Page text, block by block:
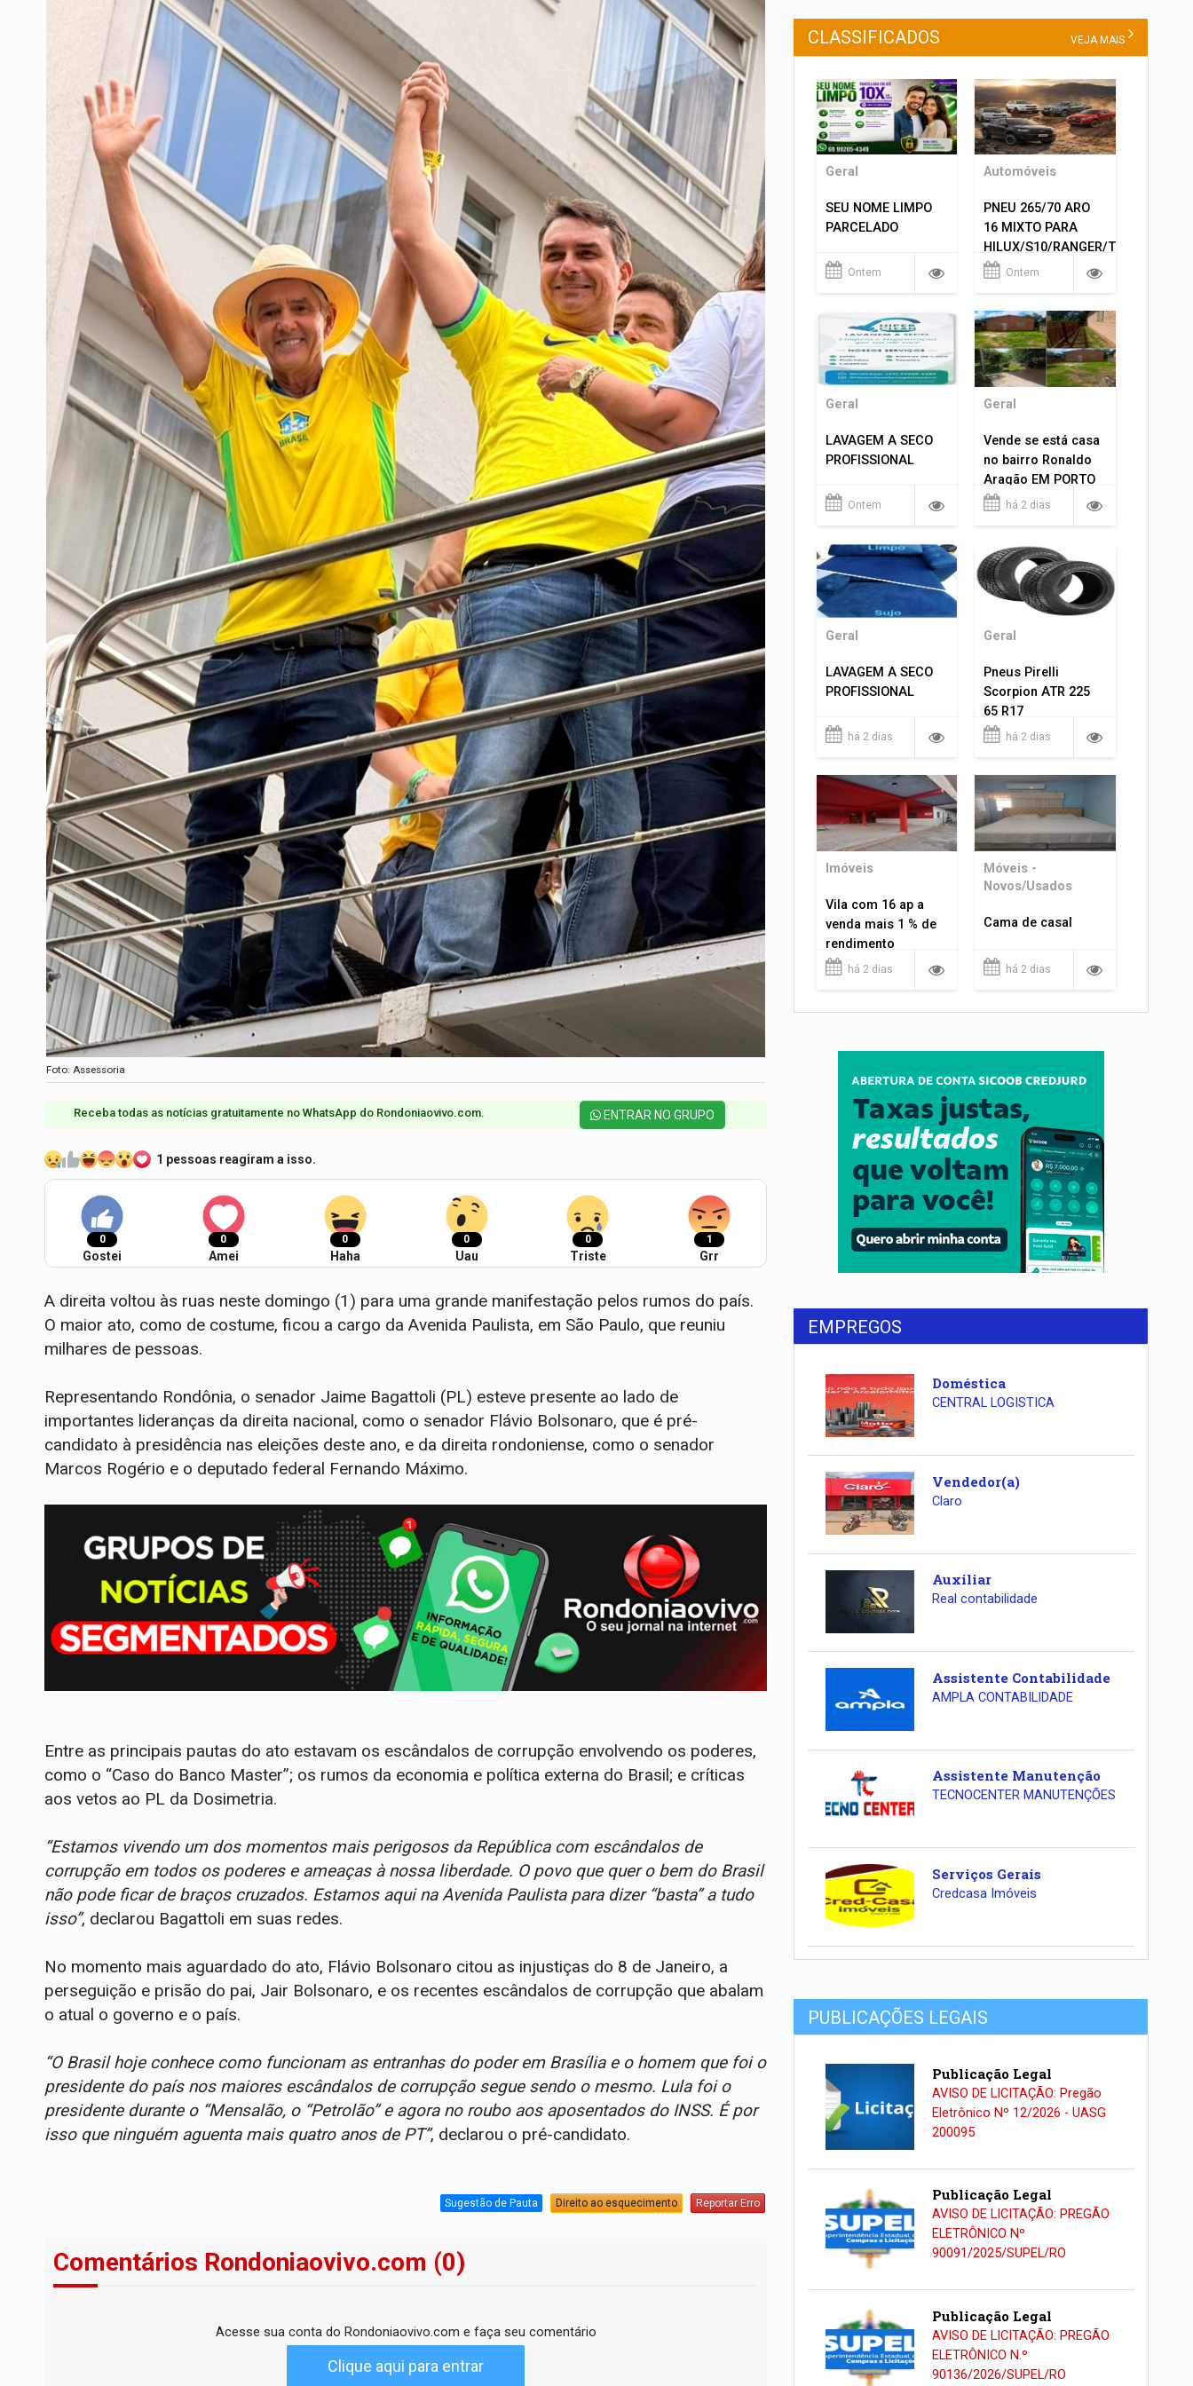
Foto: Assessoria
Receba todas as notícias gratuitamente no WhatsApp do Rondoniaovivo.com.​ ENTRAR NO GRUPO
1 pessoas reagiram a isso.
0
Gostei
0
Amei
0
Haha
0
Uau
0
Triste
1
Grr
A direita voltou às ruas neste domingo (1) para uma grande manifestação pelos rumos do país.
O maior ato, como de costume, ficou a cargo da Avenida Paulista, em São Paulo, que reuniu
milhares de pessoas.
Representando Rondônia, o senador Jaime Bagattoli (PL) esteve presente ao lado de
importantes lideranças da direita nacional, como o senador Flávio Bolsonaro, que é pré-
candidato à presidência nas eleições deste ano, e da direita rondoniense, como o senador
Marcos Rogério e o deputado federal Fernando Máximo.
Entre as principais pautas do ato estavam os escândalos de corrupção envolvendo os poderes,
como o “Caso do Banco Master”; os rumos da economia e política externa do Brasil; e críticas
aos vetos ao PL da Dosimetria.
“Estamos vivendo um dos momentos mais perigosos da República com escândalos de
corrupção em todos os poderes e ameaças à nossa liberdade. O povo que quer o bem do Brasil
não pode ficar de braços cruzados. Estamos aqui na Avenida Paulista para dizer “basta” a tudo
isso”, declarou Bagattoli em suas redes.
No momento mais aguardado do ato, Flávio Bolsonaro citou as injustiças do 8 de Janeiro, a
perseguição e prisão do pai, Jair Bolsonaro, e os recentes escândalos de corrupção que abalam
o atual o governo e o país.
“O Brasil hoje conhece como funcionam as entranhas do poder em Brasília e o homem que foi o
presidente do país nos maiores escândalos de corrupção segue sendo o mesmo. Lula foi o
presidente durante o “Mensalão, o “Petrolão” e agora no roubo aos aposentados do INSS. É por
isso que ninguém aguenta mais quatro anos de PT”, declarou o pré-candidato.
Sugestão de Pauta Direito ao esquecimento Reportar Erro
Comentários Rondoniaovivo.com (0)
Acesse sua conta do Rondoniaovivo.com e faça seu comentário
Clique aqui para entrar
CLASSIFICADOS VEJA MAIS
Geral
SEU NOME LIMPO
PARCELADO
Ontem
Automóveis
PNEU 265/70 ARO
16 MIXTO PARA
HILUX/S10/RANGER/TRITON
ETC... MONTAGEM
Ontem
Geral
LAVAGEM A SECO
PROFISSIONAL
Ontem
Geral
Vende se está casa
no bairro Ronaldo
Aragão EM PORTO
VELHO RO.
há 2 dias
Geral
LAVAGEM A SECO
PROFISSIONAL
há 2 dias
Geral
Pneus Pirelli
Scorpion ATR 225
65 R17
há 2 dias
Imóveis
Vila com 16 ap a
venda mais 1 % de
rendimento
há 2 dias
Móveis -
Novos/Usados
Cama de casal
há 2 dias
EMPREGOS
Doméstica
CENTRAL LOGISTICA
Vendedor(a)
Claro
Auxiliar
Real contabilidade
Assistente Contabilidade
AMPLA CONTABILIDADE
Assistente Manutenção
TECNOCENTER MANUTENÇÕES
Serviços Gerais
Credcasa Imóveis
PUBLICAÇÕES LEGAIS
Publicação Legal
AVISO DE LICITAÇÃO: Pregão
Eletrônico Nº 12/2026 - UASG
200095
Publicação Legal
AVISO DE LICITAÇÃO: PREGÃO
ELETRÔNICO Nº
90091/2025/SUPEL/RO
Publicação Legal
AVISO DE LICITAÇÃO: PREGÃO
ELETRÔNICO N.º
90136/2026/SUPEL/RO